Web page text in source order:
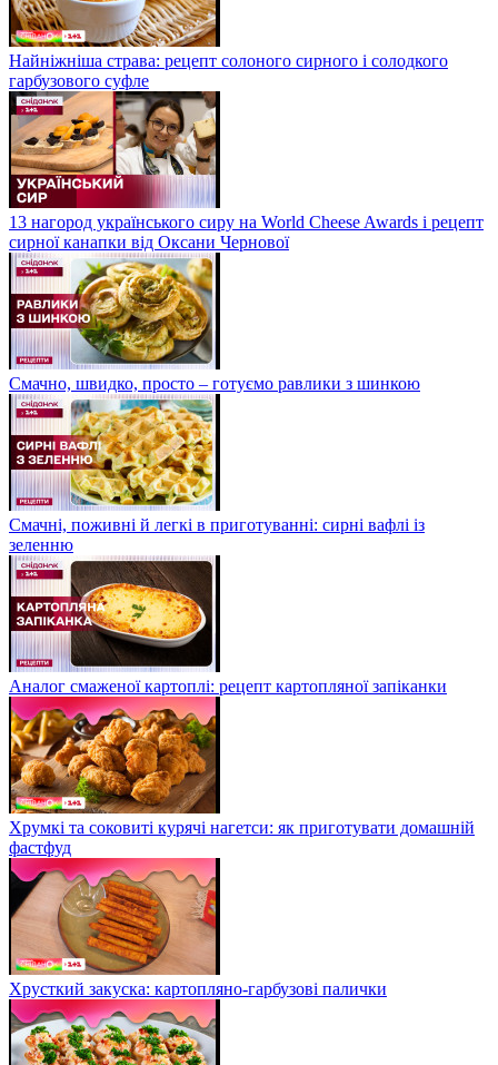
Найніжніша страва: рецепт солоного сирного і солодкого
гарбузового суфле
13 нагород українського сиру на World Cheese Awards і рецепт
сирної канапки від Оксани Чернової
Смачно, швидко, просто – готуємо равлики з шинкою
Смачні, поживні й легкі в приготуванні: сирні вафлі із
зеленню
Аналог смаженої картоплі: рецепт картопляної запіканки
Хрумкі та соковиті курячі нагетси: як приготувати домашній
фастфуд
Хрусткий закуска: картопляно-гарбузові палички